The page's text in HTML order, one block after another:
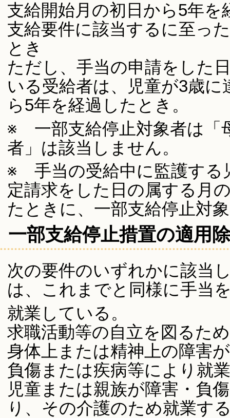
支給開始月の初日から5年を
支給要件に該当するに至っ
とき
ただし、手当の申請をした
いる受給者は、児童が3歳
ら5年を経過したとき。
※ 一部支給停止対象者は「
者」は該当しません。
※ 手当の受給中に監護する
定請求をした日の属する月
たときに、一部支給停止対
一部支給停止措置の適用
次の要件のいずれかに該当
は、これまでと同様に手当
就業している。
求職活動等の自立を図るた
身体上または精神上の障害
負傷または疾病等により就
児童または親族が障害・負
り、その介護のため就業す